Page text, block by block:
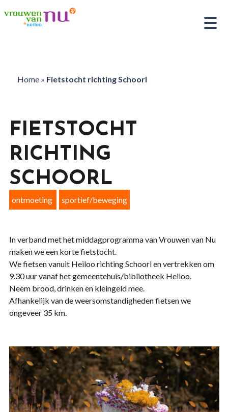
Home» Fietstocht richting Schoorl
FIETSTOCHT
RICHTING
SCHOORL
ontmoeting sportief/beweging
In verband met het middagprogramma van Vrouwen van Nu
maken we een korte fietstocht.
We fietsen vanuit Heiloo richting Schoorl en vertrekken om
9.30 uur vanaf het gemeentehuis/bibliotheek Heiloo.
Neem brood, drinken en kleingeld mee.
Afhankelijk van de weersomstandigheden fietsen we
ongeveer 35 km.